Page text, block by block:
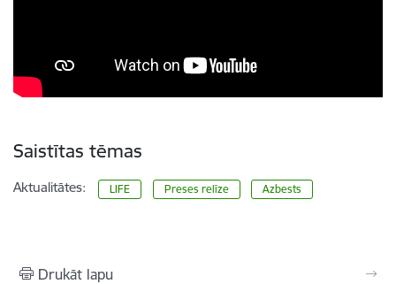
Saistītas tēmas
Aktualitātes: LIFE Preses relīze Azbests
Drukāt lapu